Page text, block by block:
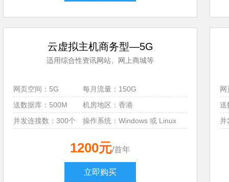
云虚拟主机商务型—5G
适用综合性资讯网站、网上商城等
网页空间：5G
每月流量：150G
送数据库：500M
机房地区：香港
并发连接数：300个
操作系统：Windows 或 Linux
1200元/首年
立即购买
送
并